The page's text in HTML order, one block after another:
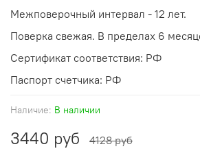
Наличие: В наличии
3440 руб 4128 руб
Межповерочный интервал - 12 лет.
Поверка свежая. В пределах 6
Сертификат соответствия: РФ
Паспорт счетчика: РФ